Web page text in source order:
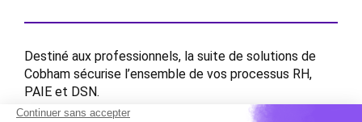
Destiné aux professionnels, la suite de solutions de
Cobham sécurise l’ensemble de vos processus RH,
PAIE et DSN.